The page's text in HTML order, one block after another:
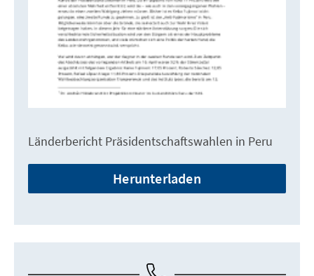
Länderbericht Präsidentschaftswahlen in Peru
Herunterladen